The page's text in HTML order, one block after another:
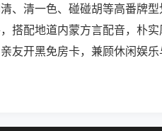
、清一色、碰碰胡等高番牌型
搭配地道内蒙方言配音，朴
友开黑免房卡，兼顾休闲娱